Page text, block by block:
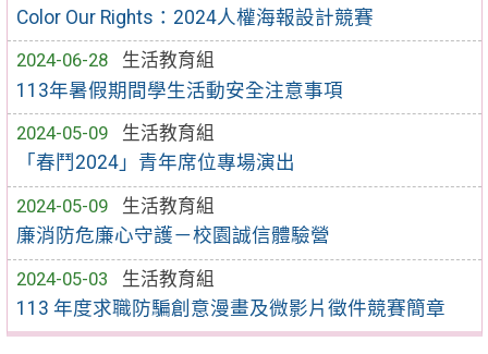
Color Our Rights：2024人權海報設計競賽
2024-06-28
生活教育組
113年暑假期間學生活動安全注意事項
2024-05-09
生活教育組
「春鬥2024」青年席位專場演出
2024-05-09
生活教育組
廉消防危廉心守護－校園誠信體驗營
2024-05-03
生活教育組
113 年度求職防騙創意漫畫及微影片徵件競賽簡章